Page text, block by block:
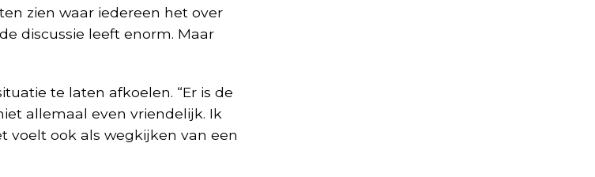
zien waar iedereen het over
discussie leeft enorm. Maar
te laten afkoelen. “Er is de
allemaal even vriendelijk. Ik
voelt ook als wegkijken van een